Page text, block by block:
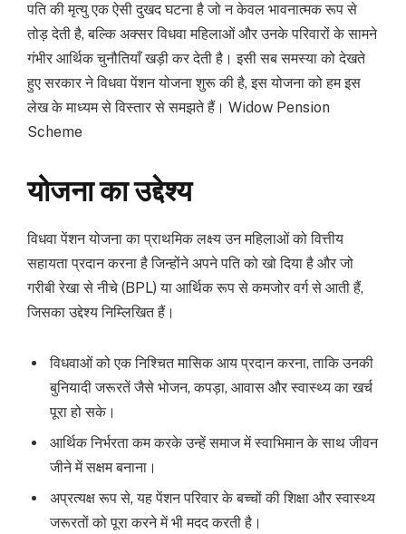
पति की मृत्यु एक ऐसी दुखद घटना है जो न केवल भावनात्मक रूप से
तोड़ देती है, बल्कि अक्सर विधवा महिलाओं और उनके परिवारों के सामने
गंभीर आर्थिक चुनौतियाँ खड़ी कर देती है। इसी सब समस्या को देखते
हुए सरकार ने विधवा पेंशन योजना शुरू की है, इस योजना को हम इस
लेख के माध्यम से विस्तार से समझते हैं। Widow Pension
Scheme
योजना का उद्देश्य
विधवा पेंशन योजना का प्राथमिक लक्ष्य उन महिलाओं को वित्तीय
सहायता प्रदान करना है जिन्होंने अपने पति को खो दिया है और जो
गरीबी रेखा से नीचे (BPL) या आर्थिक रूप से कमजोर वर्ग से आती हैं,
जिसका उद्देश्य निम्लिखित हैं।
विधवाओं को एक निश्चित मासिक आय प्रदान करना, ताकि उनकी
बुनियादी जरूरतें जैसे भोजन, कपड़ा, आवास और स्वास्थ्य का खर्च
पूरा हो सके।
आर्थिक निर्भरता कम करके उन्हें समाज में स्वाभिमान के साथ जीवन
जीने में सक्षम बनाना।
अप्रत्यक्ष रूप से, यह पेंशन परिवार के बच्चों की शिक्षा और स्वास्थ्य
जरूरतों को पूरा करने में भी मदद करती है।